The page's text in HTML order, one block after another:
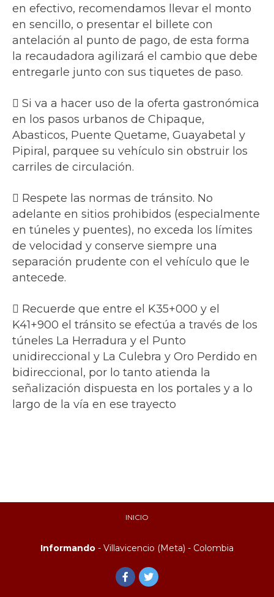
en efectivo, recomendamos llevar el monto
en sencillo, o presentar el billete con
antelación al punto de pago, de esta forma
la recaudadora agilizará el cambio que debe
entregarle junto con sus tiquetes de paso.
 Si va a hacer uso de la oferta gastronómica
en los pasos urbanos de Chipaque,
Abasticos, Puente Quetame, Guayabetal y
Pipiral, parquee su vehículo sin obstruir los
carriles de circulación.
 Respete las normas de tránsito. No
adelante en sitios prohibidos (especialmente
en túneles y puentes), no exceda los límites
de velocidad y conserve siempre una
separación prudente con el vehículo que le
antecede.
 Recuerde que entre el K35+000 y el
K41+900 el tránsito se efectúa a través de los
túneles La Herradura y el Punto
unidireccional y La Culebra y Oro Perdido en
bidireccional, por lo tanto atienda la
señalización dispuesta en los portales y a lo
largo de la vía en ese trayecto
INICIO
Informando - Villavicencio (Meta) - Colombia